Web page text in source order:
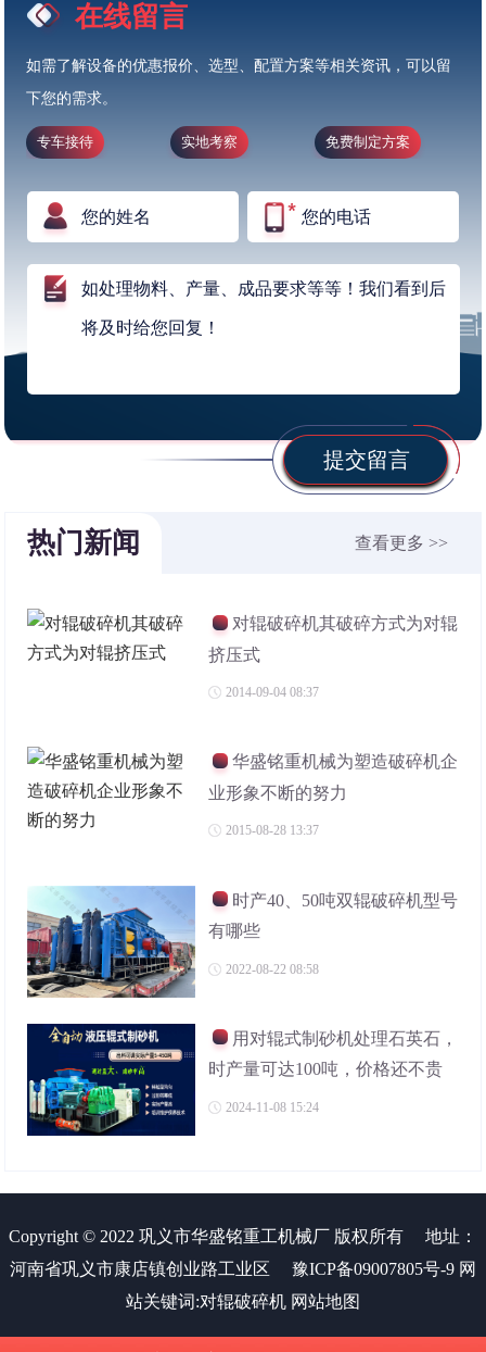
在线留言
如需了解设备的优惠报价、选型、配置方案等相关资讯，可以留
下您的需求。
专车接待 实地考察 免费制定方案
提交留言
热门新闻 查看更多 >>
对辊破碎机其破碎方式为对辊
挤压式
2014-09-04 08:37
华盛铭重机械为塑造破碎机企
业形象不断的努力
2015-08-28 13:37
时产40、50吨双辊破碎机型号
有哪些
2022-08-22 08:58
用对辊式制砂机处理石英石，
时产量可达100吨，价格还不贵
2024-11-08 15:24
Copyright © 2022 巩义市华盛铭重工机械厂 版权所有
地址：
河南省巩义市康店镇创业路工业区
豫ICP备09007805号-9 网
站关键词:对辊破碎机 网站地图